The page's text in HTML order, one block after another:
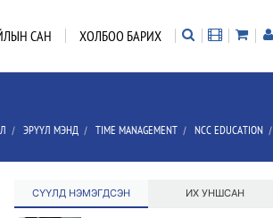
САН ХОЛБОО БАРИХ
/ ЭРҮҮЛ МЭНД / TIME MANAGEMENT / NCC EDUCATION /
СҮҮЛД НЭМЭГДСЭН ИХ УНШСАН